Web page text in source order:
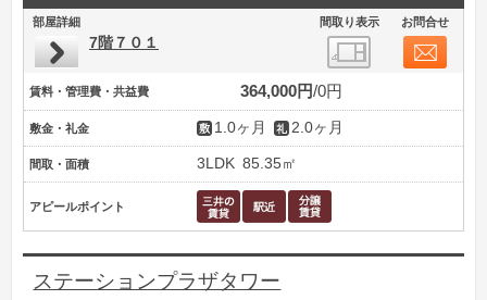
部屋詳細 間取り表示 お問合せ
7階７０１
賃料・管理費・共益費 364,000円 0円
敷金・礼金 1.0ヶ月 2.0ヶ月
間取・面積 3LDK 85.35㎡
アピールポイント
ステーションプラザタワー